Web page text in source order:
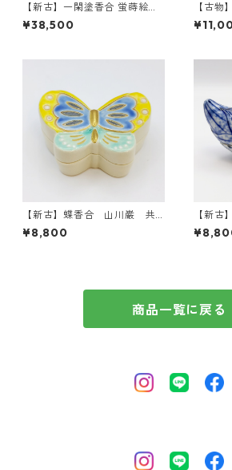
【新古】一閑塗香合 蛍蒔絵
山下甫斎 共箱入
¥38,500
【古物
地 中
【新古】蝶香合 山川巌 共
箱入
¥8,800
【新
阿弥 共
商品一覧に戻る